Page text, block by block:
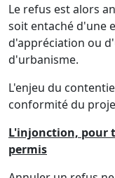
Le refus est alors
soit entaché d'une
d'appréciation ou
d'urbanisme.
L'enjeu du
conformité du
L'injonction, pour
permis